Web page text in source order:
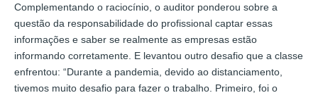
Complementando o raciocínio, o auditor ponderou sobre a
questão da responsabilidade do profissional captar essas
informações e saber se realmente as empresas estão
informando corretamente. E levantou outro desafio que a classe
enfrentou: “Durante a pandemia, devido ao distanciamento,
tivemos muito desafio para fazer o trabalho. Primeiro, foi o